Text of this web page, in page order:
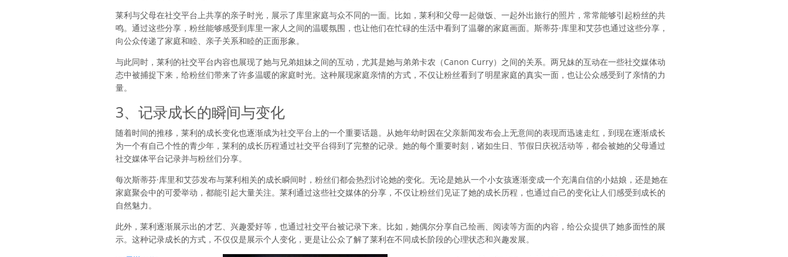
莱利与父母在社交平台上共享的亲子时光，展示了库里家庭与众不同的一面。比如，莱利和父母一起做饭、一起外出旅行的照片，常常能够引起粉丝的共
鸣。通过这些分享，粉丝能够感受到库里一家人之间的温暖氛围，也让他们在忙碌的生活中看到了温馨的家庭画面。斯蒂芬·库里和艾莎也通过这些分享，
向公众传递了家庭和睦、亲子关系和睦的正面形象。
与此同时，莱利的社交平台内容也展现了她与兄弟姐妹之间的互动，尤其是她与弟弟卡农（Canon Curry）之间的关系。两兄妹的互动在一些社交媒体动
态中被捕捉下来，给粉丝们带来了许多温暖的家庭时光。这种展现家庭亲情的方式，不仅让粉丝看到了明星家庭的真实一面，也让公众感受到了亲情的力
量。
3、记录成长的瞬间与变化
随着时间的推移，莱利的成长变化也逐渐成为社交平台上的一个重要话题。从她年幼时因在父亲新闻发布会上无意间的表现而迅速走红，到现在逐渐成长
为一个有自己个性的青少年，莱利的成长历程通过社交平台得到了完整的记录。她的每个重要时刻，诸如生日、节假日庆祝活动等，都会被她的父母通过
社交媒体平台记录并与粉丝们分享。
每次斯蒂芬·库里和艾莎发布与莱利相关的成长瞬间时，粉丝们都会热烈讨论她的变化。无论是她从一个小女孩逐渐变成一个充满自信的小姑娘，还是她在
家庭聚会中的可爱举动，都能引起大量关注。莱利通过这些社交媒体的分享，不仅让粉丝们见证了她的成长历程，也通过自己的变化让人们感受到成长的
自然魅力。
此外，莱利逐渐展示出的才艺、兴趣爱好等，也通过社交平台被记录下来。比如，她偶尔分享自己绘画、阅读等方面的内容，给公众提供了她多面性的展
示。这种记录成长的方式，不仅仅是展示个人变化，更是让公众了解了莱利在不同成长阶段的心理状态和兴趣发展。